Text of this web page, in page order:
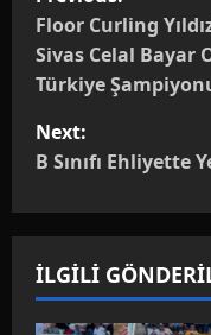
o
s
t
a
v
Floor Curling
Sivas Celal Bayar
Türkiye
Next:
B Sınıfı Ehliyette
İLGİLİ